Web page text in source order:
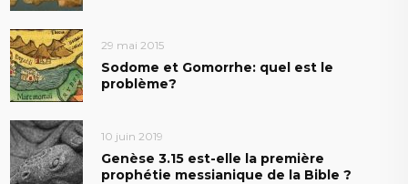
29 mai 2015
Sodome et Gomorrhe: quel est le
problème?
10 juin 2019
Genèse 3.15 est-elle la première
prophétie messianique de la Bible ?